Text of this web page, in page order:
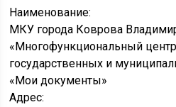
Наименование:
МКУ города Коврова
«Многофункциональный
государственных и
«Мои документы»
Адрес: